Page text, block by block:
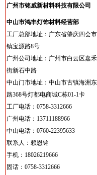
广州市铭威新材料科技有限公司
中山市鸿丰灯饰材料经营部
工厂总部地址：广东省肇庆四会
镇宝源路8号
广州公司地址：广州市白云区嘉
街新石中路
中山门市地址：中山市古镇海洲
路368号灯都电商城C栋01-1卡
工厂电话： 0758-3312666
广州电话： 13711188966
中山电话：0760-22395633
联系人：赖恩铭
手机：18026219666
固话：0758-3312666